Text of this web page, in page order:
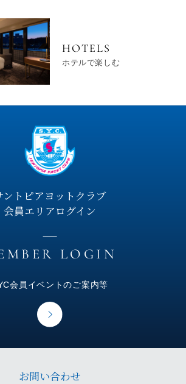
HOTELS
ホテルで楽しむ
ントピアヨットクラブ
会員エリアログイン
会員イベントのご案内等
お問い合わせ